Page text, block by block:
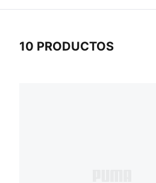
10 PRODUCTOS